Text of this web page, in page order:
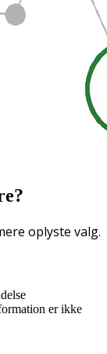
oplyste valg.
er ikke